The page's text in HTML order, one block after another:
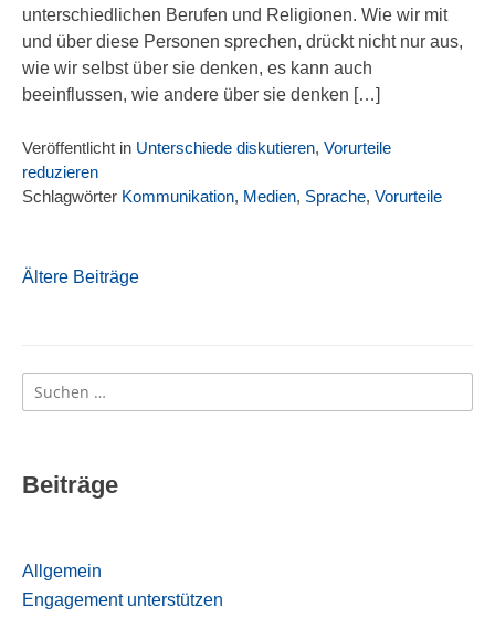
unterschiedlichen Berufen und Religionen. Wie wir mit
und über diese Personen sprechen, drückt nicht nur aus,
wie wir selbst über sie denken, es kann auch
beeinflussen, wie andere über sie denken […]
Veröffentlicht in Unterschiede diskutieren, Vorurteile
reduzieren
Schlagwörter Kommunikation, Medien, Sprache, Vorurteile
Beitragsnavigation
Ältere Beiträge
Suchen
nach:
Beiträge
Allgemein
Engagement unterstützen